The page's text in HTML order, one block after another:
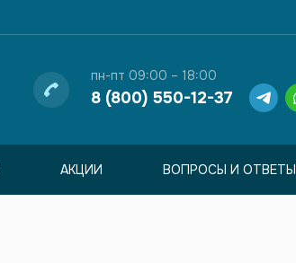
8 (800) 550-12-37
пн-пт 09:00 – 18:00
АКЦИИ ВОПРОСЫ И ОТВЕТЫ